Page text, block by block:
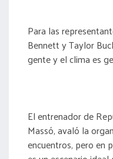
Para las
Bennett y Taylor
gente y el clima es
El entrenador de
Massó, avaló la
encuentros, pero en